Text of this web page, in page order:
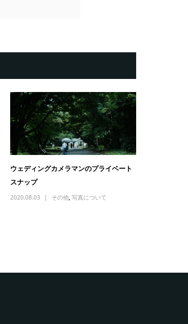
ウェディングカメラマンのプライベート
スナップ
2020.08.03 その他,写真について